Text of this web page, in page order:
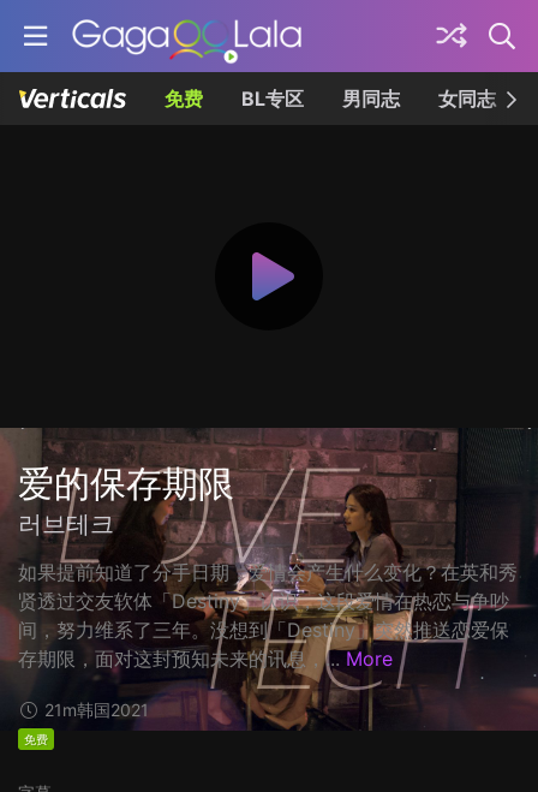
免费 BL专区 男同志 女同志
爱的保存期限
러브테크
如果提前知道了分手日期，爱情会产生什么变化？在英和秀
贤透过交友软体「Destiny」认识，这段爱情在热恋与争吵
间，努力维系了三年。没想到「Destiny」突然推送恋爱保
存期限，面对这封预知未来的讯息，... More
21m韩国2021
免费